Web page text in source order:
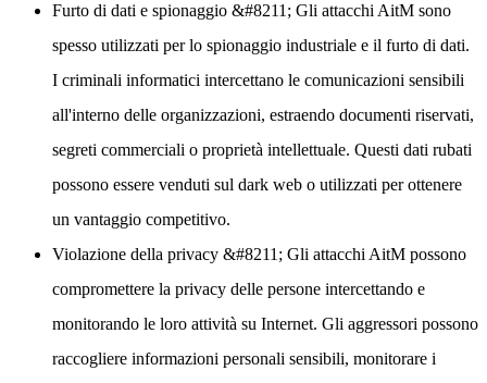
Furto di dati e spionaggio &#8211; Gli attacchi AitM sono
spesso utilizzati per lo spionaggio industriale e il furto di dati.
I criminali informatici intercettano le comunicazioni sensibili
all'interno delle organizzazioni, estraendo documenti riservati,
segreti commerciali o proprietà intellettuale. Questi dati rubati
possono essere venduti sul dark web o utilizzati per ottenere
un vantaggio competitivo.
Violazione della privacy &#8211; Gli attacchi AitM possono
compromettere la privacy delle persone intercettando e
monitorando le loro attività su Internet. Gli aggressori possono
raccogliere informazioni personali sensibili, monitorare i